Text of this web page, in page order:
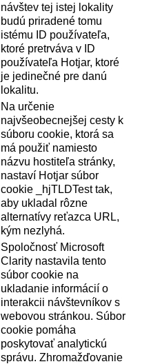
návštev tej istej lokality
budú priradené tomu
istému ID používateľa,
ktoré pretrváva v ID
používateľa Hotjar, ktoré
je jedinečné pre danú
lokalitu.
Na určenie
najvšeobecnejšej cesty k
súboru cookie, ktorá sa
má použiť namiesto
názvu hostiteľa stránky,
nastaví Hotjar súbor
cookie _hjTLDTest tak,
aby ukladal rôzne
alternatívy reťazca URL,
kým nezlyhá.
Spoločnosť Microsoft
Clarity nastavila tento
súbor cookie na
ukladanie informácií o
interakcii návštevníkov s
webovou stránkou. Súbor
cookie pomáha
poskytovať analytickú
správu. Zhromažďovanie